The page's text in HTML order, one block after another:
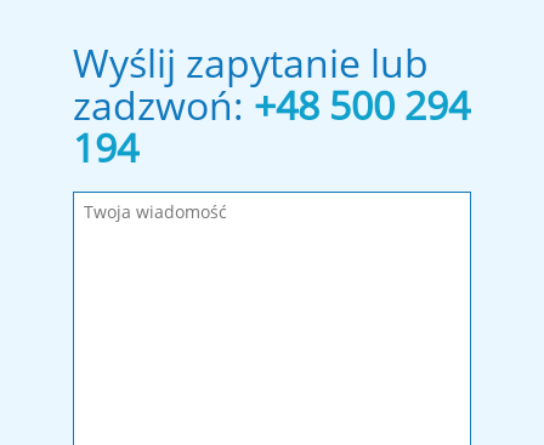
Wyślij zapytanie lub
zadzwoń:+48 500 294
194
Wypełnij wymagane pola!
Wiadomość została wysłana. Dziękujemy!